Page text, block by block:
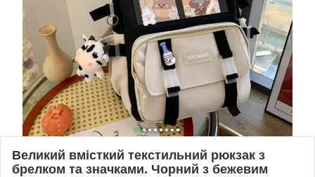
Великий вмісткий текстильний рюкзак з
брелком та значками. Чорний з бежевим